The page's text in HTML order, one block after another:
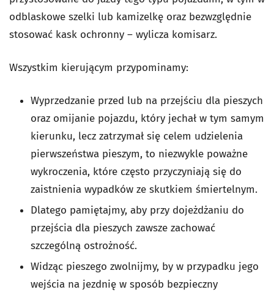
odblaskowe szelki lub kamizelkę oraz bezwzględnie
stosować kask ochronny – wylicza komisarz.
Wszystkim kierującym przypominamy:
Wyprzedzanie przed lub na przejściu dla pieszych
oraz omijanie pojazdu, który jechał w tym samym
kierunku, lecz zatrzymał się celem udzielenia
pierwszeństwa pieszym, to niezwykle poważne
wykroczenia, które często przyczyniają się do
zaistnienia wypadków ze skutkiem śmiertelnym.
Dlatego pamiętajmy, aby przy dojeżdżaniu do
przejścia dla pieszych zawsze zachować
szczególną ostrożność.
Widząc pieszego zwolnijmy, by w przypadku jego
wejścia na jezdnię w sposób bezpieczny